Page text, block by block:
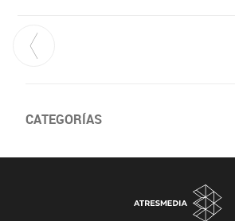
CATEGORÍAS